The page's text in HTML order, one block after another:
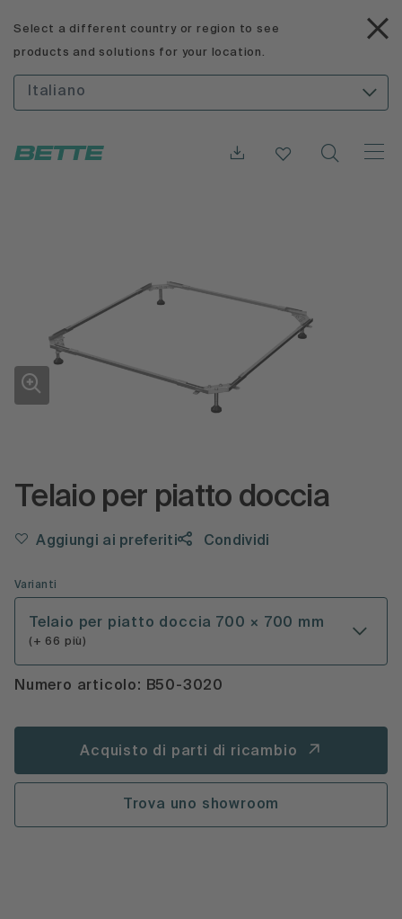
Select a different country or region to see
products and solutions for your location.
Italiano
Telaio per piatto doccia
Aggiungi ai preferiti Condividi
Varianti
Telaio per piatto doccia 700 × 700 mm
(+ 66 più)
Numero articolo: B50-3020
Acquisto di parti di ricambio
Trova uno showroom